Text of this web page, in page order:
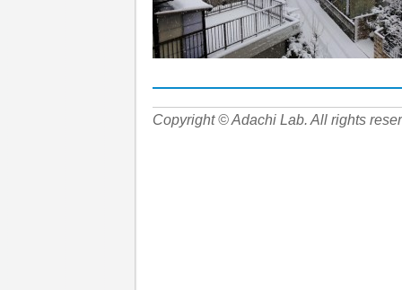
Copyright © Adachi Lab. All rights